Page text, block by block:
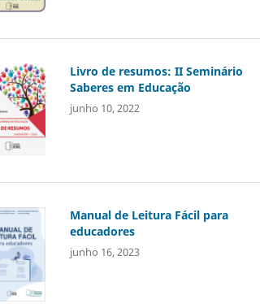
Livro de resumos: II Seminário
Saberes em Educação
junho 10, 2022
Manual de Leitura Fácil para
educadores
junho 16, 2023